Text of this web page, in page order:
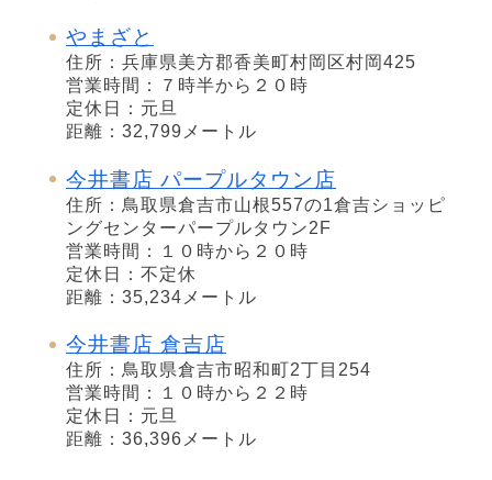
やまざと
住所：兵庫県美方郡香美町村岡区村岡425
営業時間：７時半から２０時
定休日：元旦
距離：32,799メートル
今井書店 パープルタウン店
住所：鳥取県倉吉市山根557の1倉吉ショッピ
ングセンターパープルタウン2F
営業時間：１０時から２０時
定休日：不定休
距離：35,234メートル
今井書店 倉吉店
住所：鳥取県倉吉市昭和町2丁目254
営業時間：１０時から２２時
定休日：元旦
距離：36,396メートル